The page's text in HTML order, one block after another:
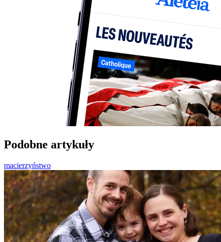
Podobne artykuły
macierzyństwo